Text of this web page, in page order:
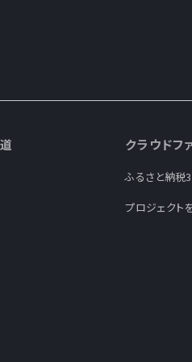
クラウドフ
ふるさと納税
プロジェクト